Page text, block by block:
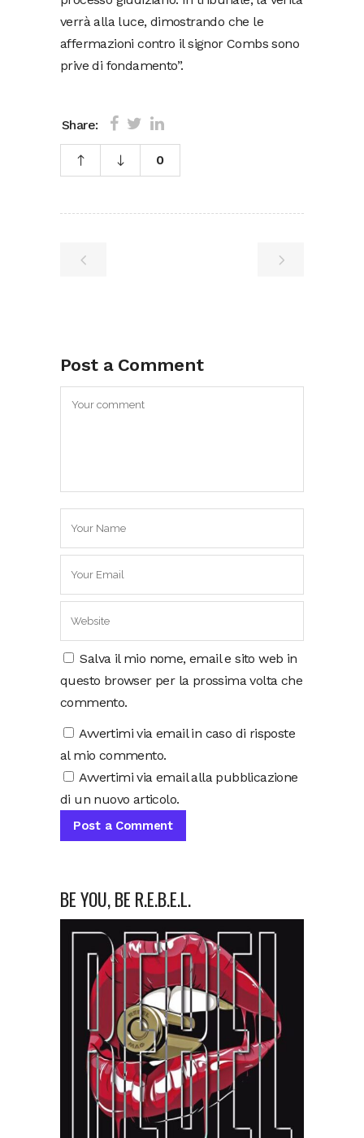
verrà alla luce, dimostrando che le
affermazioni contro il signor Combs sono
prive di fondamento”.
Share:
0
Post a Comment
Salva il mio nome, email e sito web in
questo browser per la prossima volta che
commento.
Avvertimi via email in caso di risposte
al mio commento.
Avvertimi via email alla pubblicazione
di un nuovo articolo.
BE YOU, BE R.E.B.E.L.